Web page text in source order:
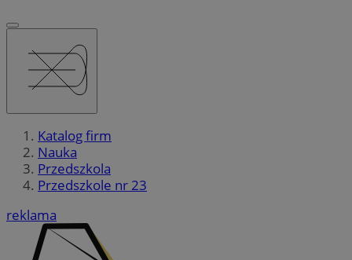
Katalog firm
Nauka
Przedszkola
Przedszkole nr 23
reklama